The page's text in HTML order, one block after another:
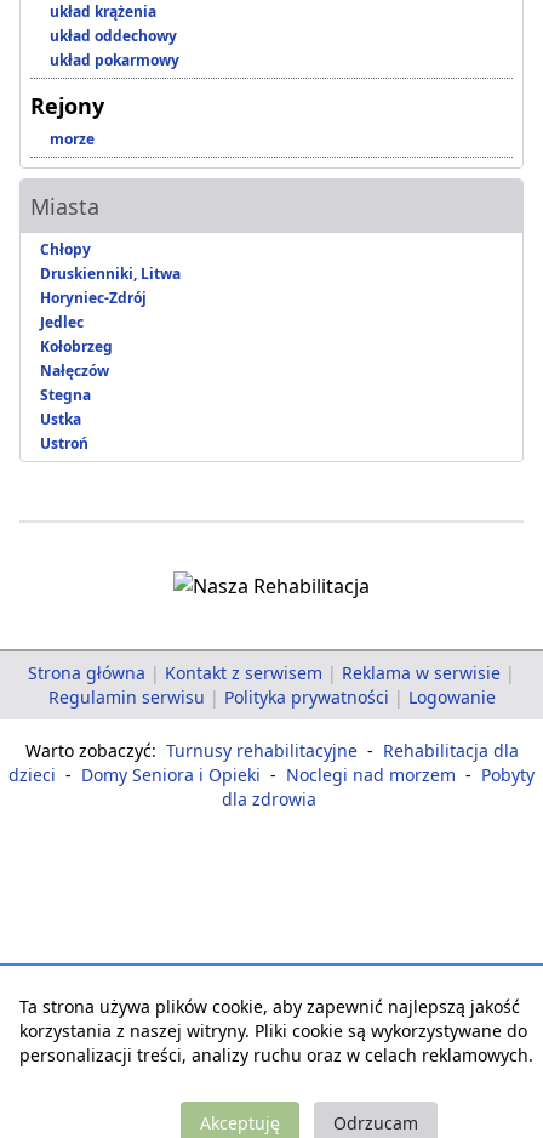
układ krążenia
układ oddechowy
układ pokarmowy
Rejony
morze
Miasta
Chłopy
Druskienniki, Litwa
Horyniec-Zdrój
Jedlec
Kołobrzeg
Nałęczów
Stegna
Ustka
Ustroń
Strona główna | Kontakt z serwisem | Reklama w serwisie |
Regulamin serwisu | Polityka prywatności | Logowanie
Warto zobaczyć: Turnusy rehabilitacyjne - Rehabilitacja dla
dzieci - Domy Seniora i Opieki - Noclegi nad morzem - Pobyty
dla zdrowia
Ta strona używa plików cookie, aby zapewnić najlepszą jakość
korzystania z naszej witryny. Pliki cookie są wykorzystywane do
personalizacji treści, analizy ruchu oraz w celach reklamowych.
Akceptuję Odrzucam